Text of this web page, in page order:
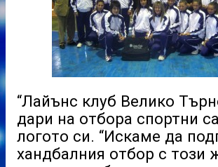
“Лайънс клуб Велико
дари на отбора спортни
логото си. “Искаме да
хандбалния отбор с този